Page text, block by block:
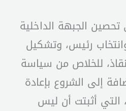
الجبهة الداخلية
رئيس، وتشكيل
للخلاص من سياسة
إلى الشروع بإعادة
التي أثبتت أن ليس